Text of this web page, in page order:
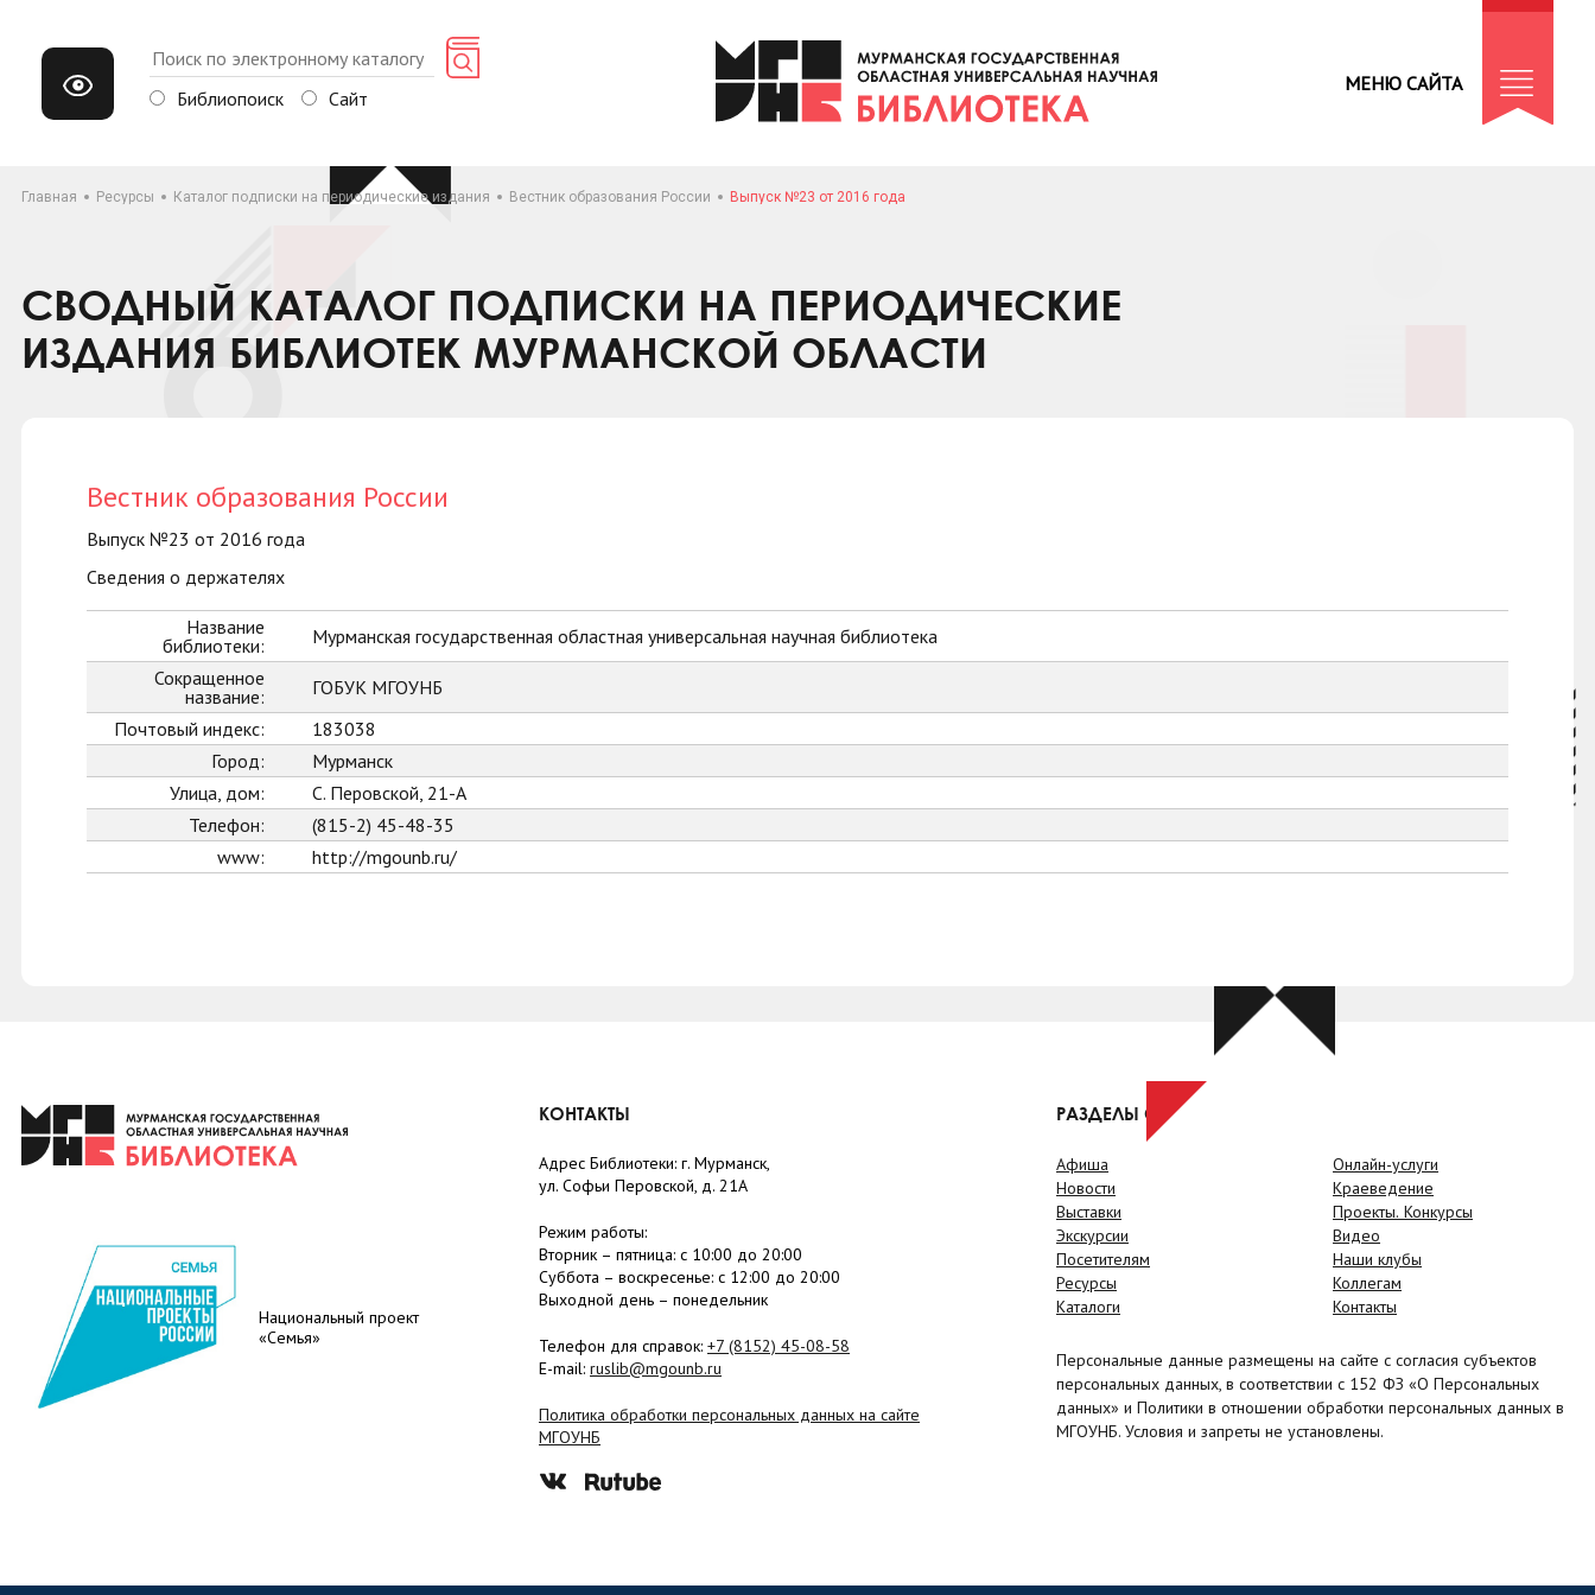
Библиопоиск Сайт
МЕНЮ САЙТА
Главная Ресурсы Каталог подписки на периодические издания Вестник образования России Выпуск №23 от 2016 года
СВОДНЫЙ КАТАЛОГ ПОДПИСКИ НА ПЕРИОДИЧЕСКИЕ
ИЗДАНИЯ БИБЛИОТЕК МУРМАНСКОЙ ОБЛАСТИ
Вестник образования России
Выпуск №23 от 2016 года
Сведения о держателях
Название
библиотеки:
Мурманская государственная областная универсальная научная библиотека
Сокращенное
название:
ГОБУК МГОУНБ
Почтовый индекс:
183038
Город:
Мурманск
Улица, дом:
С. Перовской, 21-А
Телефон:
(815-2) 45-48-35
www:
http://mgounb.ru/
Национальный проект
«Семья»
КОНТАКТЫ
Адрес Библиотеки: г. Мурманск,
ул. Софьи Перовской, д. 21А
Режим работы:
Вторник – пятница: с 10:00 до 20:00
Суббота – воскресенье: c 12:00 до 20:00
Выходной день – понедельник
Телефон для справок: +7 (8152) 45-08-58
E-mail: ruslib@mgounb.ru
Политика обработки персональных данных на сайте
МГОУНБ
РАЗДЕЛЫ САЙТА
Афиша
Новости
Выставки
Экскурсии
Посетителям
Ресурсы
Каталоги
Онлайн-услуги
Краеведение
Проекты. Конкурсы
Видео
Наши клубы
Коллегам
Контакты
Персональные данные размещены на сайте с согласия субъектов
персональных данных, в соответствии с 152 ФЗ «О Персональных
данных» и Политики в отношении обработки персональных данных в
МГОУНБ. Условия и запреты не установлены.